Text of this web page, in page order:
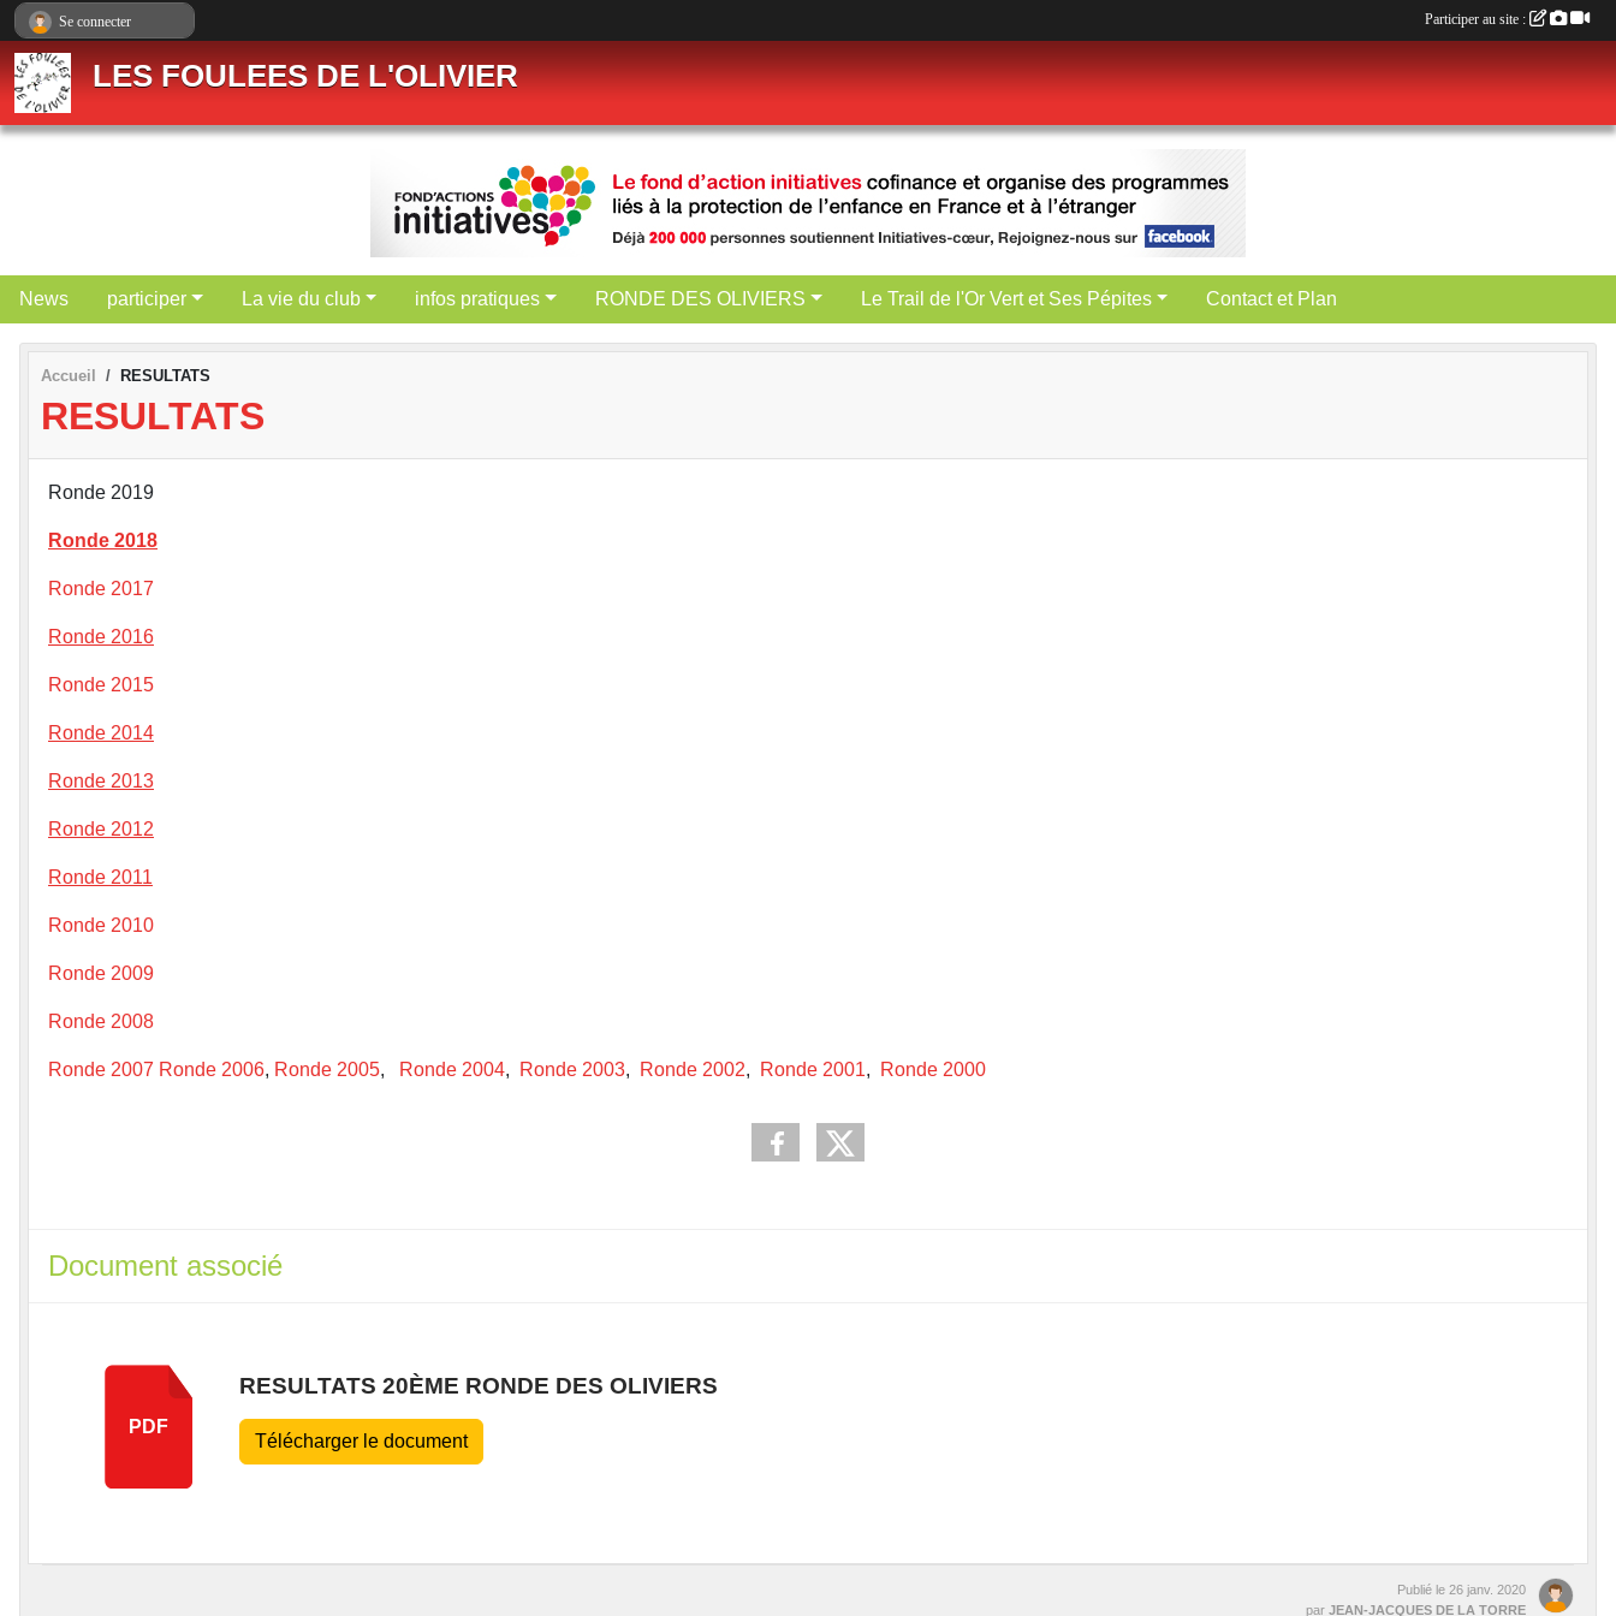
LES FOULEES DE L'OLIVIER
News participer La vie du club infos pratiques RONDE DES OLIVIERS Le Trail de l'Or Vert et Ses Pépites Contact et Plan
Accueil RESULTATS
RESULTATS
Ronde 2019
Ronde 2018
Ronde 2017
Ronde 2016
Ronde 2015
Ronde 2014
Ronde 2013
Ronde 2012
Ronde 2011
Ronde 2010
Ronde 2009
Ronde 2008
Ronde 2007 Ronde 2006, Ronde 2005, Ronde 2004, Ronde 2003, Ronde 2002, Ronde 2001, Ronde 2000
Document associé
PDF
RESULTATS 20ÈME RONDE DES OLIVIERS
Télécharger le document
Publié le 26 janv. 2020
par JEAN-JACQUES DE LA TORRE
Se connecter Participer au site :
Panneau de gestion des cookies